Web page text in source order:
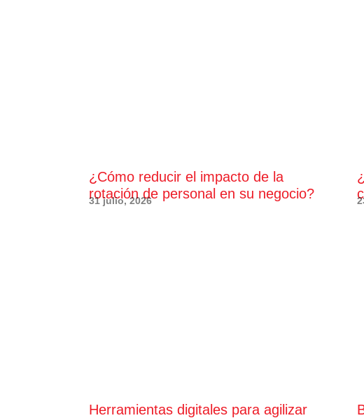
¿Cómo reducir el impacto de la
rotación de personal en su negocio?
31 julio, 2026
Herramientas digitales para agilizar